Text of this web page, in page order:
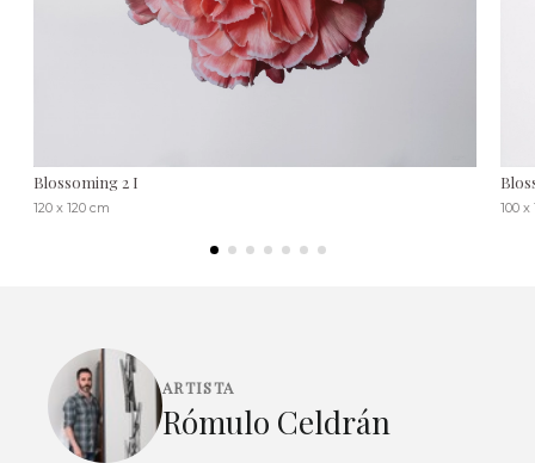
Blossoming 2 I
120 x 120 cm 100 x
ARTISTA
Rómulo Celdrán